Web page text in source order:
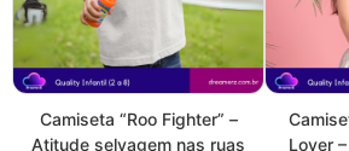
Atitude selvagem nas ruas
R$ 85,25
3x de R$ 28,42 sem juros
Lover
3x de